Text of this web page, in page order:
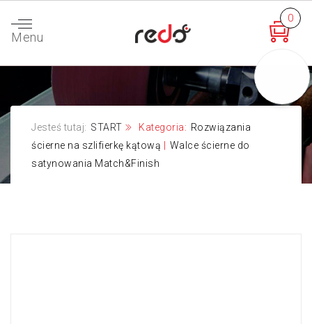
Menu
0
Jesteś tutaj: START Kategoria: Rozwiązania
ścierne na szlifierkę kątową
Walce ścierne do
satynowania Match&Finish